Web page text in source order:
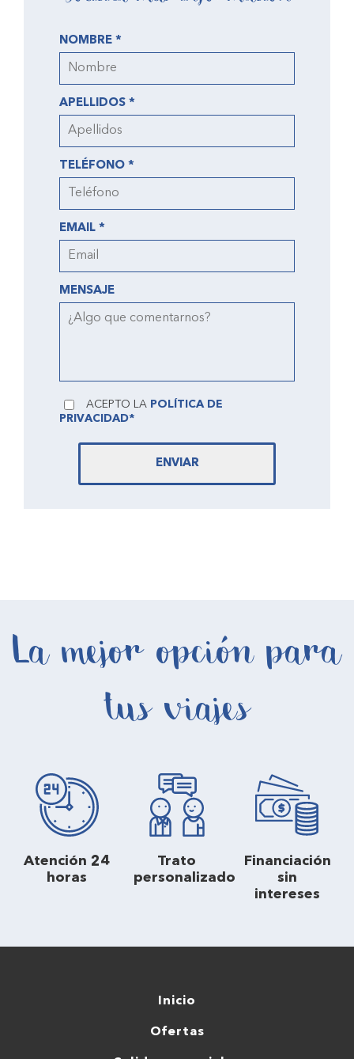
NOMBRE *
APELLIDOS *
TELÉFONO *
EMAIL *
MENSAJE
ACEPTO LA POLÍTICA DE
PRIVACIDAD*
ENVIAR
La mejor opción para
tus viajes
Atención 24
horas
Trato
personalizado
Financiación
sin
intereses
Inicio
Ofertas